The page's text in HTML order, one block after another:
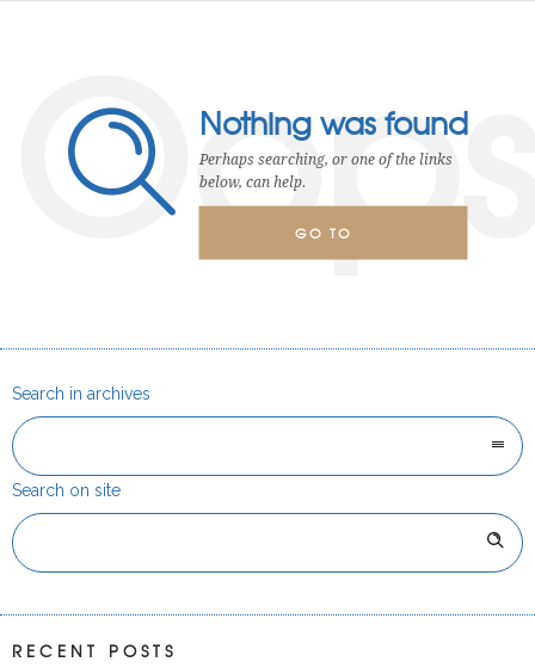
Nothing was found
Perhaps searching, or one of the links
below, can help.
GO TO
Search in archives
Search on site
RECENT POSTS